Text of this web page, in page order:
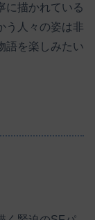
に描かれている
う人々の姿は非
語を楽しみたい